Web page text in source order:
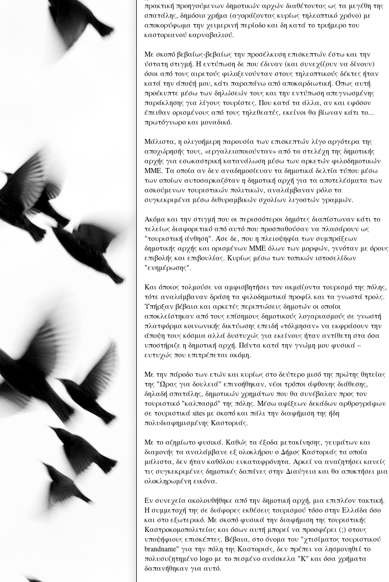
πρακτική προηγούμενων δημοτικών αρχών διαθέτοντας ως τα μεγέθη της
σπατάλης, δημόσιο χρήμα (αγοράζοντας κυρίως τηλεοπτικό χρόνο) με
αποκορύφωμα την χειμερινή περίοδο και δη κατά το τριήμερο του
καστοριανού καρναβαλιού.
Με σκοπό βεβαίως-βεβαίως την προσέλκυση επισκεπτών έστω και την
ύστατη στιγμή. Η εντύπωση δε που έδιναν (και συνεχίζουν να δίνουν)
όσοι από τους αιρετούς φιλοξενούνταν στους τηλεοπτικούς δέκτες ήταν
κατά την άποψή μου, κάτι παραπάνω από αποκαρδιωτική. Όπως αυτή
προέκυπτε μέσω των δηλώσεών τους και την εντύπωση απεγνωσμένης
παράκλησης για λίγους τουρίστες. Που κατά τα άλλα, αν και εφόσον
έπειθαν ορισμένους από τους τηλεθεατές, εκείνοι θα βίωναν κάτι το...
πρωτόγνωρο και μοναδικό.
Μάλιστα, η ολιγοήμερη παρουσία των επισκεπτών λίγο αργότερα της
αποχώρησής τους, «εργαλειοποιούνταν» από τα στελέχη της δημοτικής
αρχής για εσωκαστρική κατανάλωση μέσω των αρκετών φιλοδημοτικών
ΜΜΕ. Τα οποία αν δεν αναδημοσίευαν τα δημοτικά δελτία τύπου μέσω
των οποίων αυτοσαρκαζόταν η δημοτική αρχή για τα αποτελέσματα των
ασκούμενων τουριστικών πολιτικών, αναλάμβαναν ρόλο τα
συγκεκριμένα μέσω διθυραμβικών σχολίων λιγοστών γραμμών.
Ακόμα και την στιγμή που οι περισσότεροι δημότες διαπίστωναν κάτι το
τελείως διαφορετικό από αυτό που προσπαθούσαν να πλασάρουν ως
"τουριστική άνθηση". Άσε δε, που η πλειοψηφία των συμπράξεων
δημοτικής αρχής και ορισμένων ΜΜΕ όλων των μορφών, γινόταν με όρους
επιβολής και επιβουλίας. Κυρίως μέσω των τοπικών ιστοσελίδων
"ενημέρωσης".
Και όποιος τολμούσε να αμφισβητήσει τον ακμάζοντα τουρισμό της πόλης,
τότε αναλάμβαναν δράση τα φιλοδημοτικά προφίλ και τα γνωστά τρολς.
Υπήρξαν βέβαια και αρκετές περιπτώσεις δημοτών οι οποίοι
αποκλείστηκαν από τους επίσημους δημοτικούς λογαριασμούς σε γνωστή
πλατφόρμα κοινωνικής δικτύωσης επειδή «τόλμησαν» να εκφράσουν την
άποψη τους κόσμια αλλά δυστυχώς για εκείνους ήταν αντίθετη στα όσα
υποστήριζε η δημοτική αρχή. Πάντα κατά την γνώμη μου φυσικά –
ευτυχώς που επιτρέπεται ακόμη.
Με την πάροδο των ετών και κυρίως στο δεύτερο μισό της πρώτης θητείας
της "Ώρας για δουλειά" επινοήθηκαν, νέοι τρόποι άφθονης διάθεσης,
δηλαδή σπατάλης, δημοτικών χρημάτων που θα συνέβαλαν προς τον
τουριστικό "καλπασμό" της πόλης. Μέσω αφίξεων δεκάδων αρθρογράφων
σε τουριστικά sites με σκοπό και πάλι την διαφήμιση της ήδη
πολυδιαφημισμένης Καστοριάς.
Με το αζημίωτο φυσικά. Καθώς τα έξοδα μετακίνησης, γευμάτων και
διαμονής τα αναλάμβανε εξ ολοκλήρου ο Δήμος Καστοριάς τα οποία
μάλιστα, δεν ήταν καθόλου ευκαταφρόνητα. Αρκεί να αναζητήσει κανείς
τις συγκεκριμένες δημοτικές δαπάνες στην Διαύγεια και θα αποκτήσει μια
ολοκληρωμένη εικόνα.
Εν συνεχεία ακολουθήθηκε από την δημοτική αρχή, μια επιπλέον τακτική.
Η συμμετοχή της σε διάφορες εκθέσεις τουρισμού τόσο στην Ελλάδα όσο
και στο εξωτερικό. Με σκοπό φυσικά την διαφήμιση της τουριστικής
Καστροκομοπολιτείας και όσων αυτή μπορεί να προσφέρει (;) στους
υποψήφιους επισκέπτες. Βέβαια, στο όνομα του "χτισίματος τουριστικού
brandname" για την πόλη της Καστοριάς, δεν πρέπει να λησμονηθεί το
πολυσυζητημένο logo με το πεσμένο ανάσκελα "Κ" και όσα χρήματα
δαπανήθηκαν για αυτό.